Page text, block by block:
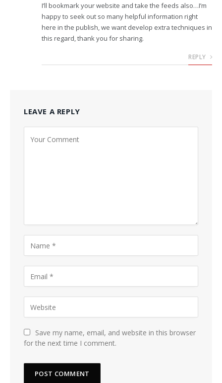
I’ll bookmark your website and take the feeds also…I’m
happy to seek out so many helpful information right
here in the publish, we want develop extra techniques in
this regard, thank you for sharing.
REPLY
LEAVE A REPLY
Save my name, email, and website in this browser
for the next time I comment.